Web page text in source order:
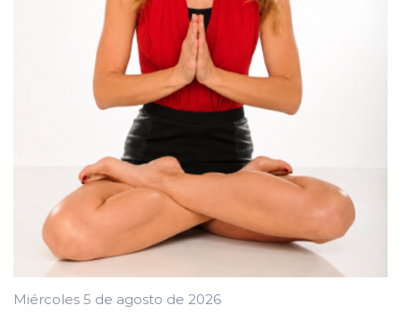
Miércoles 5 de agosto de 2026